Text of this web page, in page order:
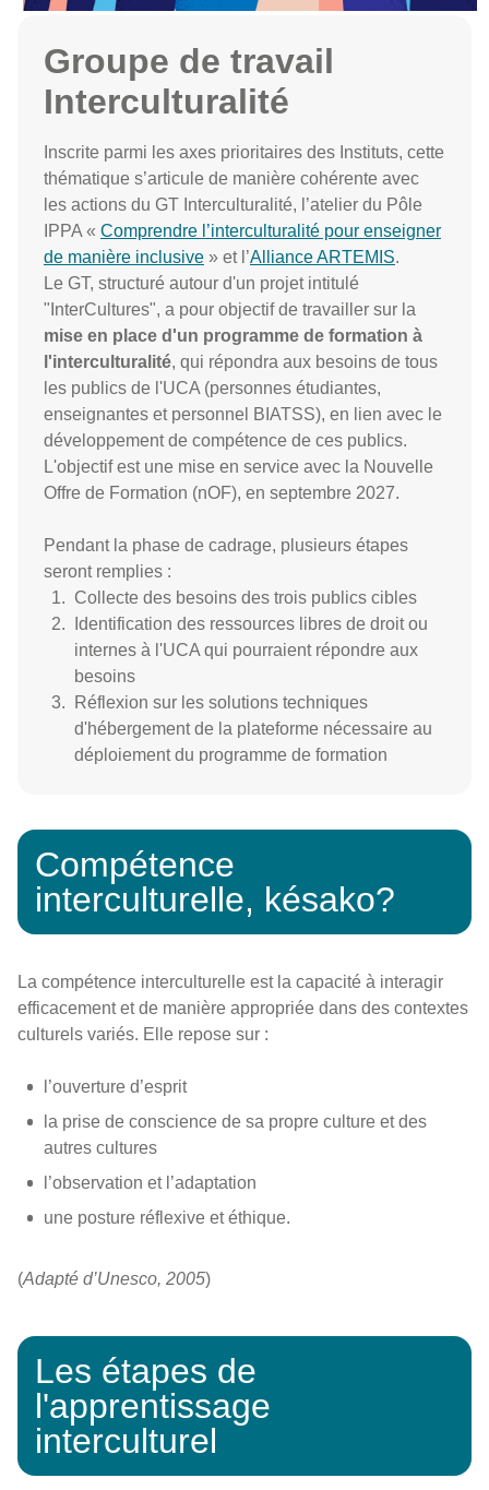
Groupe de travail
Interculturalité
Inscrite parmi les axes prioritaires des Instituts, cette
thématique s’articule de manière cohérente avec
les actions du GT Interculturalité, l’atelier du Pôle
IPPA « Comprendre l’interculturalité pour enseigner
de manière inclusive » et l’Alliance ARTEMIS.
Le GT, structuré autour d'un projet intitulé
"InterCultures", a pour objectif de travailler sur la
mise en place d'un programme de formation à
l'interculturalité, qui répondra aux besoins de tous
les publics de l'UCA (personnes étudiantes,
enseignantes et personnel BIATSS), en lien avec le
développement de compétence de ces publics.
L'objectif est une mise en service avec la Nouvelle
Offre de Formation (nOF), en septembre 2027.
Pendant la phase de cadrage, plusieurs étapes
seront remplies :
Collecte des besoins des trois publics cibles
Identification des ressources libres de droit ou
internes à l'UCA qui pourraient répondre aux
besoins
Réflexion sur les solutions techniques
d'hébergement de la plateforme nécessaire au
déploiement du programme de formation
Compétence
interculturelle, késako?
La compétence interculturelle est la capacité à interagir
efficacement et de manière appropriée dans des contextes
culturels variés. Elle repose sur :
l’ouverture d’esprit
la prise de conscience de sa propre culture et des
autres cultures
l’observation et l’adaptation
une posture réflexive et éthique.
(Adapté d’Unesco, 2005)
Les étapes de
l'apprentissage
interculturel